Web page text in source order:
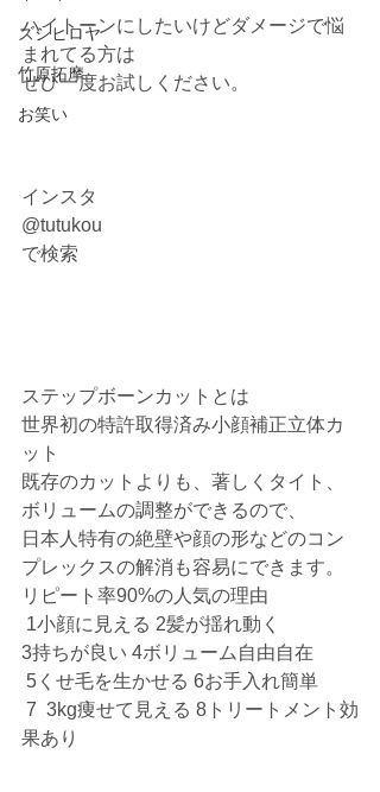
ズシヒロヤ
竹原拓摩
お笑い
ハイトーンにしたいけどダメージで悩
まれてる方は
ぜひ一度お試しください。
インスタ
@tutukou
で検索
ステップボーンカットとは
世界初の特許取得済み小顔補正立体カ
ット
既存のカットよりも、著しくタイト、
ボリュームの調整ができるので、
日本人特有の絶壁や顔の形などのコン
プレックスの解消も容易にできます。
リピート率90%の人気の理由
1小顔に見える 2髪が揺れ動く
3持ちが良い 4ボリューム自由自在
5くせ毛を生かせる 6お手入れ簡単
果あり